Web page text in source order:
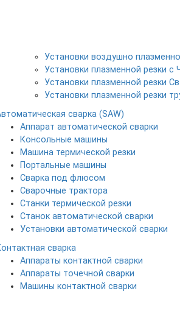
Установки воздушно
Установки плазменной резки с
Установки плазменной резки
Установки плазменной резки
сварка (SAW)
Аппарат автоматической сварки
Консольные машины
Машина термической резки
Портальные машины
Сварка под флюсом
Сварочные трактора
Станки термической резки
Станок автоматической сварки
Установки автоматической сварки
сварка
Аппараты контактной сварки
Аппараты точечной сварки
Машины контактной сварки